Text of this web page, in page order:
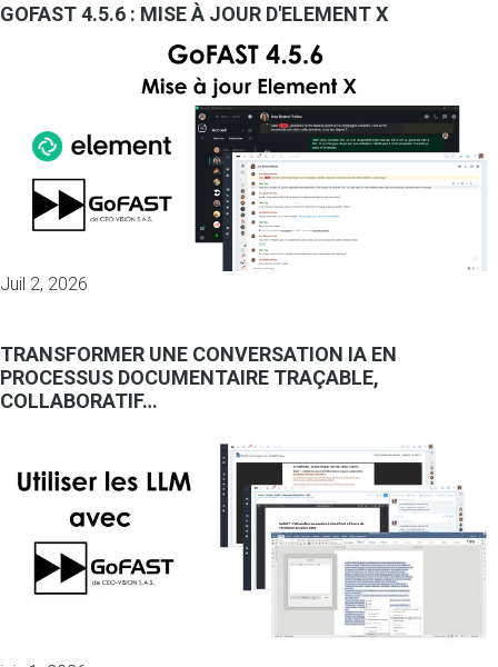
GOFAST 4.5.6 : MISE À JOUR D'ELEMENT X
Juil 2, 2026
TRANSFORMER UNE CONVERSATION IA EN
PROCESSUS DOCUMENTAIRE TRAÇABLE,
COLLABORATIF…